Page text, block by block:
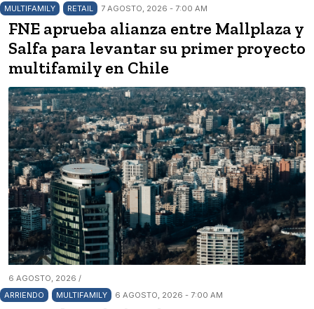
MULTIFAMILY
RETAIL 7 AGOSTO, 2026 - 7:00 AM
FNE aprueba alianza entre Mallplaza y
Salfa para levantar su primer proyecto
multifamily en Chile
6 AGOSTO, 2026 /
ARRIENDO
MULTIFAMILY 6 AGOSTO, 2026 - 7:00 AM